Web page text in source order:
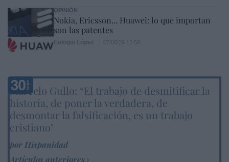
OPINIÓN
Nokia, Ericsson... Huawei: lo que importan
son las patentes
Marcelo Gullo: “El trabajo de desmitificar la
historia, de poner la verdadera, de
desmontar la falsificación, es un trabajo
cristiano"
por Hispanidad
Artículos anteriores